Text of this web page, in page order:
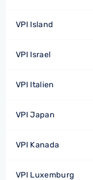
VPI Island
VPI Israel
VPI Italien
VPI Japan
VPI Kanada
VPI Luxemburg